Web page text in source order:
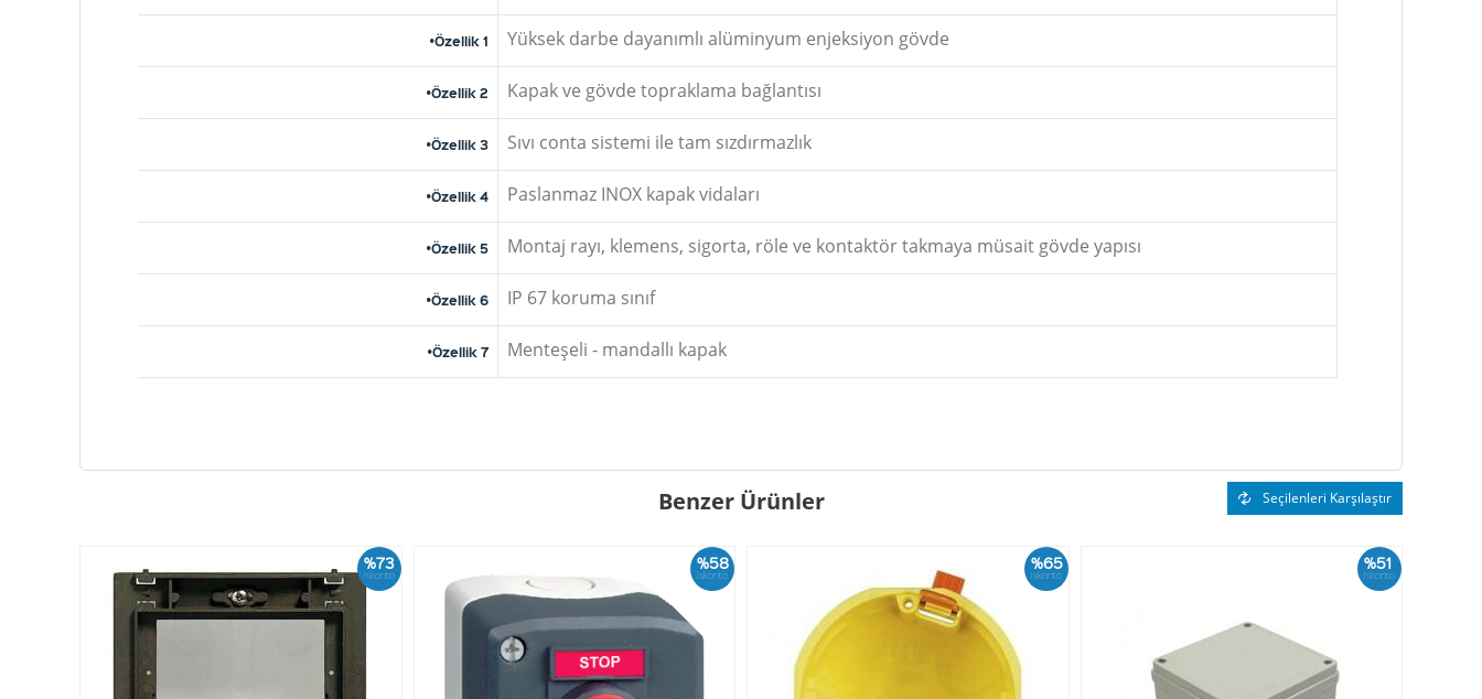
•Özellik 1 Yüksek darbe dayanımlı alüminyum enjeksiyon gövde
•Özellik 2 Kapak ve gövde topraklama bağlantısı
•Özellik 3 Sıvı conta sistemi ile tam sızdırmazlık
•Özellik 4 Paslanmaz INOX kapak vidaları
•Özellik 5 Montaj rayı, klemens, sigorta, röle ve kontaktör takmaya müsait gövde yapısı
•Özellik 6 IP 67 koruma sınıf
•Özellik 7 Menteşeli - mandallı kapak
Benzer Ürünler Seçilenleri Karşılaştır
%73
İskonto
%58
İskonto
%65
İskonto
%51
İskonto